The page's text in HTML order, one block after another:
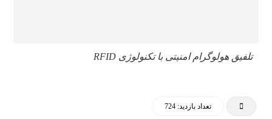
تلفیق هولوگرام امنیتی با تکنولوژی RFID
تعداد بازدید: 724